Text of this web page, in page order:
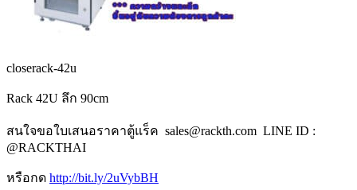
closerack-42u
Rack 42U ลึก 90cm
สนใจขอใบเสนอราคาตู้แร็ค sales@rackth.com LINE ID :
@RACKTHAI
หรือกด http://bit.ly/2uVybBH